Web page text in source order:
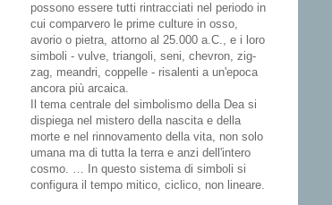
possono essere tutti rintracciati nel periodo in
cui comparvero le prime culture in osso,
avorio o pietra, attorno al 25.000 a.C., e i loro
simboli - vulve, triangoli, seni, chevron, zig-
zag, meandri, coppelle - risalenti a un'epoca
ancora più arcaica.
Il tema centrale del simbolismo della Dea si
dispiega nel mistero della nascita e della
morte e nel rinnovamento della vita, non solo
umana ma di tutta la terra e anzi dell'intero
cosmo. … In questo sistema di simboli si
configura il tempo mitico, ciclico, non lineare.